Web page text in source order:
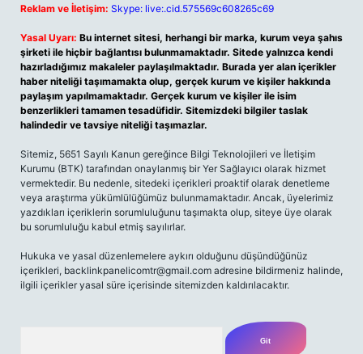
Reklam ve İletişim: Skype: live:.cid.575569c608265c69
Yasal Uyarı: Bu internet sitesi, herhangi bir marka, kurum veya şahıs
şirketi ile hiçbir bağlantısı bulunmamaktadır. Sitede yalnızca kendi
hazırladığımız makaleler paylaşılmaktadır. Burada yer alan içerikler
haber niteliği taşımamakta olup, gerçek kurum ve kişiler hakkında
paylaşım yapılmamaktadır. Gerçek kurum ve kişiler ile isim
benzerlikleri tamamen tesadüfidir. Sitemizdeki bilgiler taslak
halindedir ve tavsiye niteliği taşımazlar.
Sitemiz, 5651 Sayılı Kanun gereğince Bilgi Teknolojileri ve İletişim
Kurumu (BTK) tarafından onaylanmış bir Yer Sağlayıcı olarak hizmet
vermektedir. Bu nedenle, sitedeki içerikleri proaktif olarak denetleme
veya araştırma yükümlülüğümüz bulunmamaktadır. Ancak, üyelerimiz
yazdıkları içeriklerin sorumluluğunu taşımakta olup, siteye üye olarak
bu sorumluluğu kabul etmiş sayılırlar.
Hukuka ve yasal düzenlemelere aykırı olduğunu düşündüğünüz
içerikleri, backlinkpanelicomtr@gmail.com adresine bildirmeniz halinde,
ilgili içerikler yasal süre içerisinde sitemizden kaldırılacaktır.